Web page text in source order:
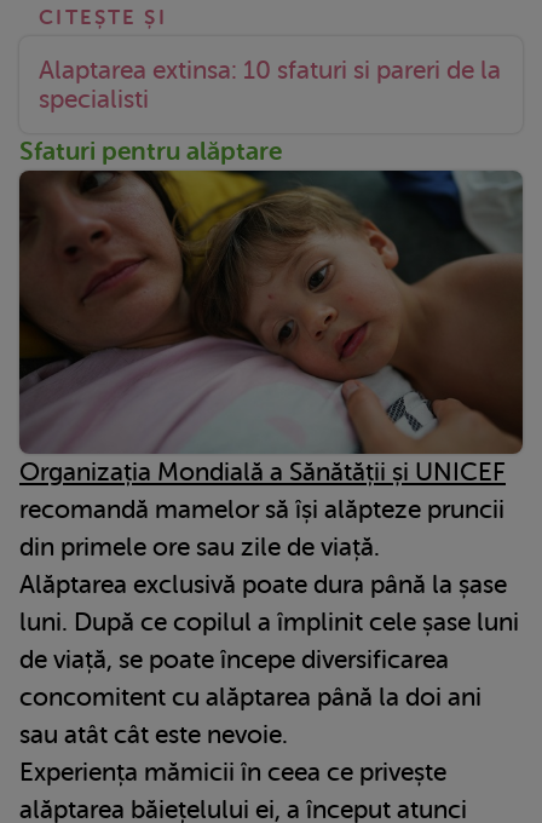
Alaptarea extinsa: 10 sfaturi si pareri de la
specialisti
Sfaturi pentru alăptare
Organizația Mondială a Sănătății și UNICEF
recomandă mamelor să își alăpteze pruncii
din primele ore sau zile de viață.
Alăptarea exclusivă poate dura până la șase
luni. După ce copilul a împlinit cele șase luni
de viață, se poate începe diversificarea
concomitent cu alăptarea până la doi ani
sau atât cât este nevoie.
Experiența mămicii în ceea ce privește
alăptarea băiețelului ei, a început atunci